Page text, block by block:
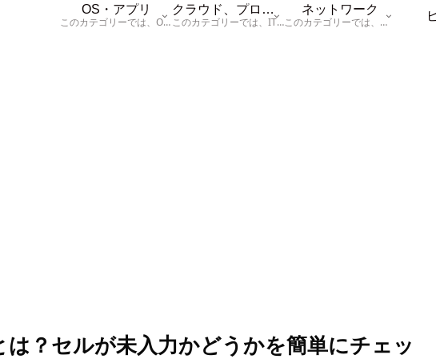
OS・アプリ
このカテゴリーでは、OSに関する情報を記載しています。
クラウド、プログラム
このカテゴリーでは、ITに関する基本的な情報として「ハードウェア、「サーバー」、「データベース、「ネットワーク」、「セキュリティ」、「プログラム」に関する情報を記載しています。
ネットワーク
このカテゴリーでは、「ネットワーク」に関する情報を記載しています。
？セルが未入力かどうかを簡単にチェッ